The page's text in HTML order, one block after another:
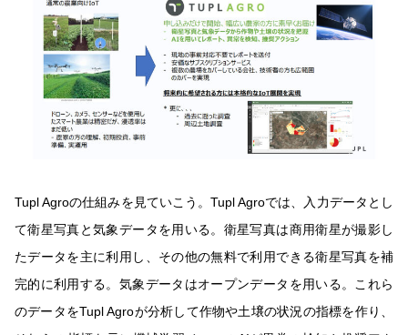
Tupl Agroの仕組みを見ていこう。Tupl Agroでは、入力データとし
て衛星写真と気象データを用いる。衛星写真は商用衛星が撮影し
たデータを主に利用し、その他の無料で利用できる衛星写真を補
完的に利用する。気象データはオープンデータを用いる。これら
のデータをTupl Agroが分析して作物や土壌の状況の指標を作り、